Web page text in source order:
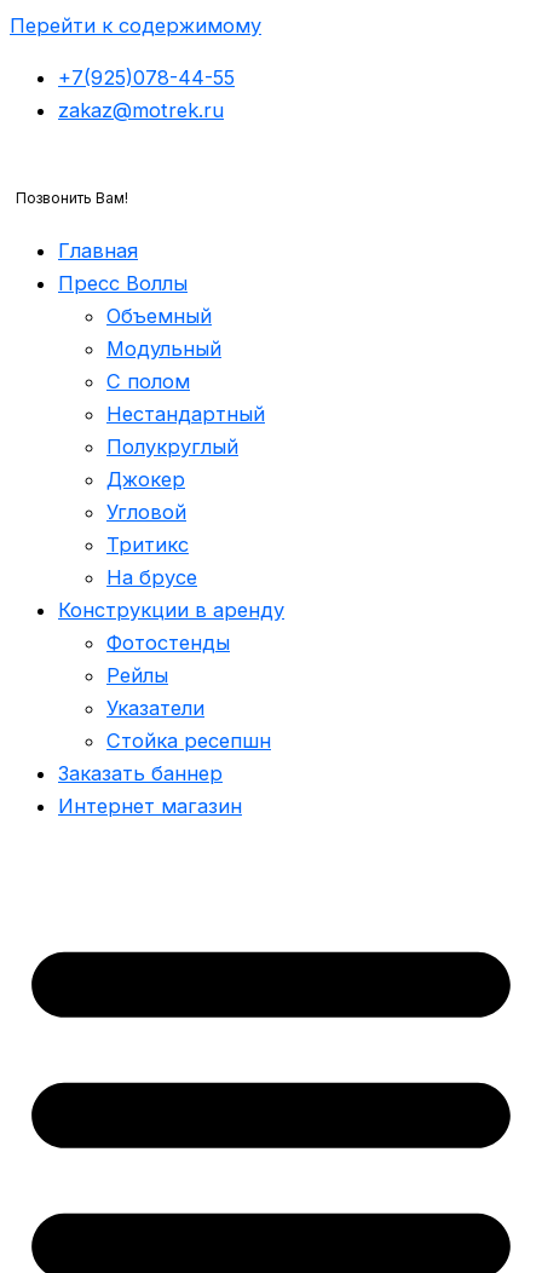
Перейти к содержимому
+7(925)078-44-55
zakaz@motrek.ru
Позвонить Вам!
Главная
Пресс Воллы
Объемный
Модульный
С полом
Нестандартный
Полукруглый
Джокер
Угловой
Тритикс
На брусе
Конструкции в аренду
Фотостенды
Рейлы
Указатели
Стойка ресепшн
Заказать баннер
Интернет магазин